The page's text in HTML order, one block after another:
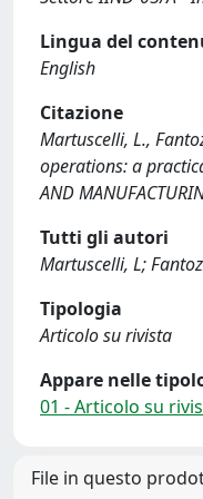
Lingua del
English
Citazione
Martuscelli, L.,
operations: a
AND
Tutti gli autori
Martuscelli, L;
Tipologia
Articolo su rivista
Appare nelle
01 - Articolo su
File in questo